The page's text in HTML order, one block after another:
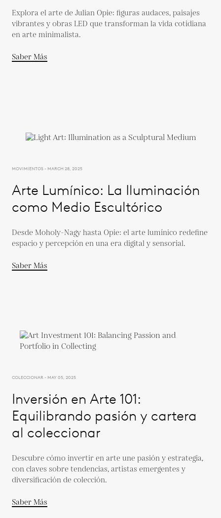
Explora el arte de Julian Opie: figuras audaces, paisajes
vibrantes y obras LED que transforman la vida cotidiana
en arte minimalista.
Saber Más
MOVIMIENTOS - MARCH 28, 2025
Arte Lumínico: La Iluminación
como Medio Escultórico
Desde Moholy-Nagy hasta Opie: el arte lumínico redefine
espacio y percepción en una era digital y sensorial.
Saber Más
COLECCIONAR - MAY 05, 2025
Inversión en Arte 101:
Equilibrando pasión y cartera
al coleccionar
Descubre cómo invertir en arte une pasión y estrategia,
con claves sobre tendencias, artistas emergentes y
diversificación de colección.
Saber Más